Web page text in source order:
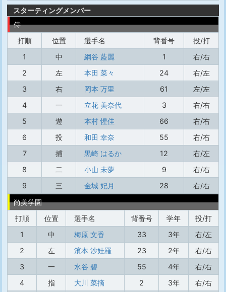
スターティングメンバー
侍
打順
位置 選手名 背番号
投/打
1
中 綱谷 藍麗 1
右/右
2
左 本田 菜々 24
右/左
3
右 岡本 万里 61
左/左
4
一 立花 美奈代 3
右/右
5
遊 本村 惺佳 66
右/右
6
投 和田 幸奈 55
右/右
7
捕 黒崎 はるか 12
右/左
8
二 小山 未夢 9
右/右
9
三 金城 妃月 28
右/右
尚美学園
打順
位置 選手名 背番号 学年
投/打
1
中 梅原 文香 33 3年
右/左
2
左 濱本 沙娃羅 23 2年
右/右
3
一 水谷 碧 55 4年
右/右
4
指 大川 菜摘 2 3年
右/右